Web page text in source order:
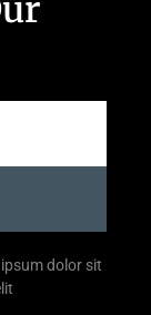
dolor sit